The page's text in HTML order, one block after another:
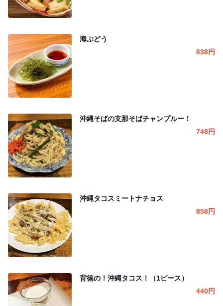
海ぶどう
638円
沖縄そばの支那そばチャンプルー！
748円
沖縄タコスミートナチョス
858円
背徳の！沖縄タコス！（1ピース）
440円